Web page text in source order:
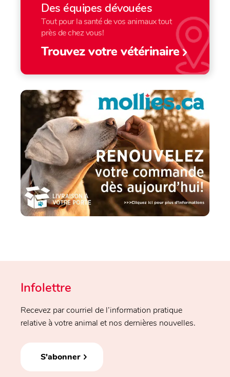
Des équipes dévouées
Tout pour la santé de vos animaux tout
près de chez vous!
Trouvez votre vétérinaire
Infolettre
Recevez par courriel de l’information pratique
relative à votre animal et nos dernières nouvelles.
S'abonner